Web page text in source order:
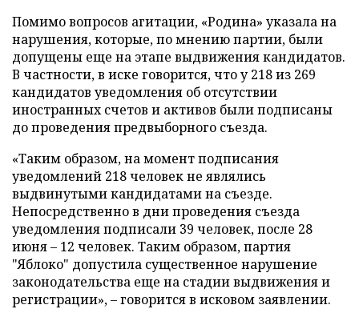
Помимо вопросов агитации, «Родина» указала на
нарушения, которые, по мнению партии, были
допущены еще на этапе выдвижения кандидатов.
В частности, в иске говорится, что у 218 из 269
кандидатов уведомления об отсутствии
иностранных счетов и активов были подписаны
до проведения предвыборного съезда.
«Таким образом, на момент подписания
уведомлений 218 человек не являлись
выдвинутыми кандидатами на съезде.
Непосредственно в дни проведения съезда
уведомления подписали 39 человек, после 28
июня – 12 человек. Таким образом, партия
"Яблоко" допустила существенное нарушение
законодательства еще на стадии выдвижения и
регистрации», – говорится в исковом заявлении.